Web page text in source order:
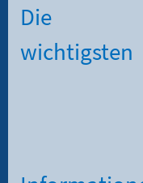
Die
wichtigsten